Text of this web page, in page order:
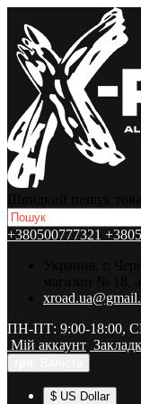
+380500777321
ПН-ПТ: 9:00-18:00,
Мій аккаунт
$ US Dollar